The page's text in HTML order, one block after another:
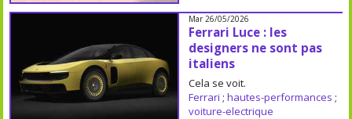
Mar 26/05/2026
Ferrari Luce : les
designers ne sont pas
italiens
Cela se voit.
Ferrari ; hautes-performances ;
voiture-electrique